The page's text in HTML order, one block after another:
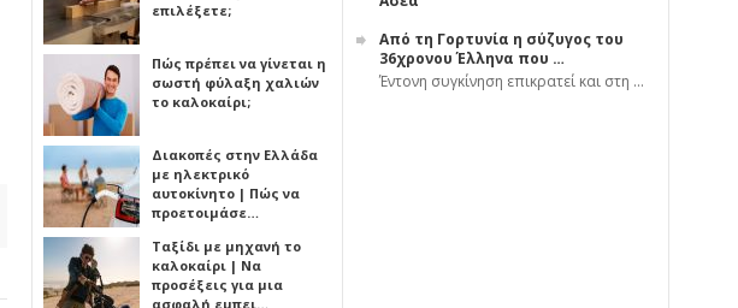
επιλέξετε;
Πώς πρέπει να γίνεται η
σωστή φύλαξη χαλιών
το καλοκαίρι;
Διακοπές στην Ελλάδα
με ηλεκτρικό
αυτοκίνητο | Πώς να
προετοιμάσε…
Ταξίδι με μηχανή το
καλοκαίρι | Να
προσέξεις για μια
ασφαλή εμπει…
Από τη Γορτυνία η σύζυγος του
36χρονου Έλληνα που …
Έντονη συγκίνηση επικρατεί και στη …